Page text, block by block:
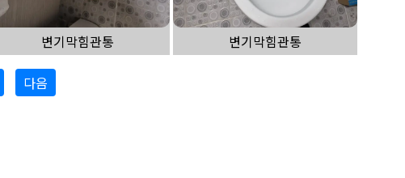
변기막힘관통 변기막힘관통
다음